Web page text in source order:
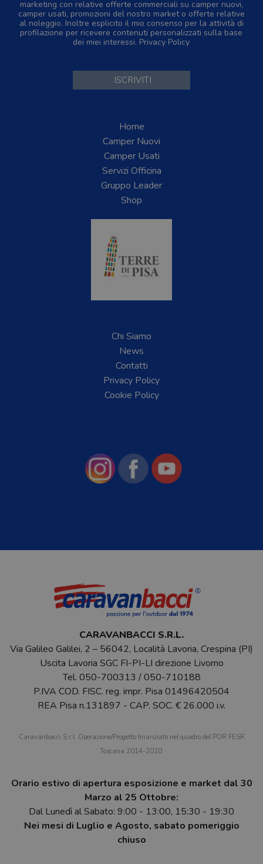
marketing con relative offerte commerciali su camper nuovi,
camper usati, promozioni del nostro market o offerte relative
al noleggio. Inoltre esplicito il mio consenso per la attività di
profilazione per ricevere contenuti personalizzati sulla base
dei miei interessi. Privacy Policy
Home
Camper Nuovi
Camper Usati
Servizi Officina
Gruppo Leader
Shop
Chi Siamo
News
Contatti
Privacy Policy
Cookie Policy
CARAVANBACCI S.R.L.
Via Galileo Galilei, 2 – 56042, Località Lavoria, Crespina (PI)
Uscita Lavoria SGC FI-PI-LI direzione Livorno
Tel. 050-700313 /050-710188
P.IVA COD. FISC. reg. impr. Pisa 01496420504
REA Pisa n.131897 - CAP. SOC. € 26.000 i.v.
Caravanbacci S.r.l. Operazione/Progetto finanziato nel quadro del POR FESR
Toscana 2014-2020.
Orario estivo di apertura esposizione e market dal 30
Marzo al 25 Ottobre:
Dal Lunedì al Sabato: 9:00 - 13:00, 15:30 - 19:30
Nei mesi di Luglio e Agosto, sabato pomeriggio
chiuso